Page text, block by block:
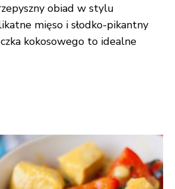
obiad w stylu
mięso i słodko-pikantny
kokosowego to idealne